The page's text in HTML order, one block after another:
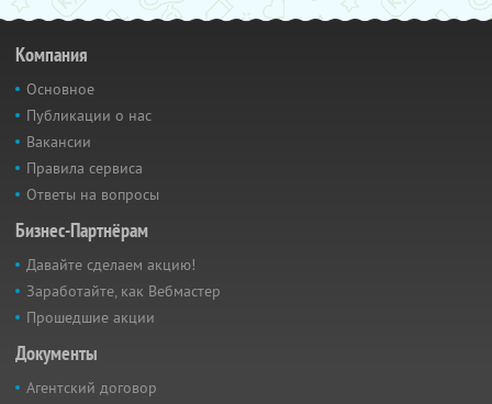
Компания
Основное
Публикации о нас
Вакансии
Правила сервиса
Ответы на вопросы
Бизнес-Партнёрам
Давайте сделаем акцию!
Заработайте, как Вебмастер
Прошедшие акции
Документы
Агентский договор